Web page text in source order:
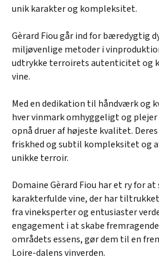
unik karakter og kompleksitet.
Gèrard Fiou går ind for bæredygtig
miljøvenlige metoder i
udtrykke terroirets autenticitet og
vine.
Med en dedikation til håndværk og
hver vinmark omhyggeligt og
opnå druer af højeste kvalitet.
friskhed og subtil kompleksitet og
unikke terroir.
Domaine Gèrard Fiou har et ry for
karakterfulde vine, der har
fra vineksperter og entusiaster
engagement i at skabe
områdets essens, gør dem til en
Loire-dalens vinverden.